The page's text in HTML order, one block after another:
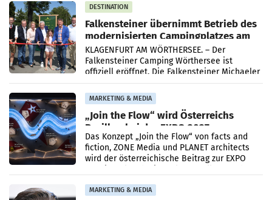
DESTINATION
Falkensteiner übernimmt Betrieb des
modernisierten Campingplatzes am
Wörthersee
KLAGENFURT AM WÖRTHERSEE. – Der
Falkensteiner Camping Wörthersee ist
offiziell eröffnet. Die Falkensteiner Michaeler
Tourism Group (FMTG) und die Stadtwerke
Klagenfurt haben den
MARKETING & MEDIA
„Join the Flow“ wird Österreichs
Pavillon bei der EXPO 2027
Das Konzept „Join the Flow“ von facts and
fiction, ZONE Media und PLANET architects
wird der österreichische Beitrag zur EXPO
MARKETING & MEDIA